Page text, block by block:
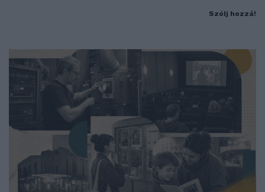
Szólj hozzá!